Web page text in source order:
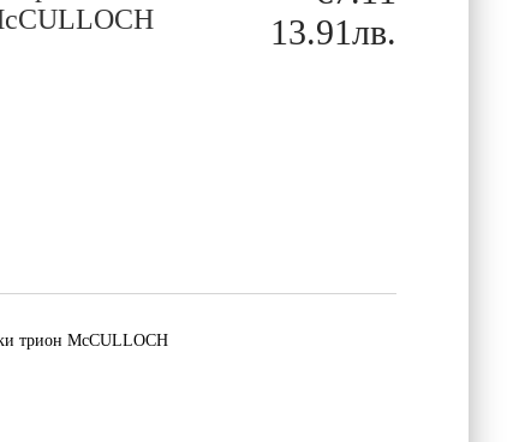
13.91лв.
трион McCULLOCH